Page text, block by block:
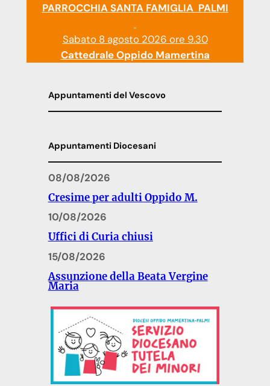
PARROCCHIA SANTA FAMIGLIA PALMI
Sabato 8 agosto 2026 ore 9.30
Cattedrale Oppido Mamertina
Appuntamenti del Vescovo
Appuntamenti Diocesani
08/08/2026
Cresime per adulti Oppido M.
10/08/2026
Uffici di Curia chiusi
15/08/2026
Assunzione della Beata Vergine
Maria